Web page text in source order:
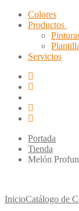
Colores
Productos
Servicios
Portada
Tienda
Melón
InicioCatálogo de